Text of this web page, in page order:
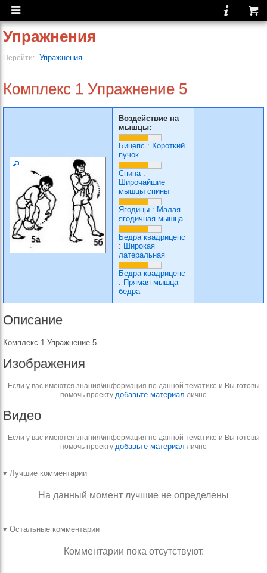
Упражнения
Перейти: Упражнения
Комплекс 1 Упражнение 5
Воздействие на
мышцы:
Бицепс : Короткий
пучок
Спина:
Широчайшие
мышцы спины
Ягодицы : Малая
ягодичная мышца
Бедра квадрицепс
: Широкая
латеральная
Бедра квадрицепс
: Прямая мышца
бедра
Описание
Комплекс 1 Упражнение 5
Изображения
Если у вас имеются знания\информация по данной тематике и Вы готовы
помочь проекту добавьте материал лично
Видео
Если у вас имеются знания\информация по данной тематике и Вы готовы
помочь проекту добавьте материал лично
▾ Лучшие комментарии
На данный момент лучшие не определены
▾ Остальные комментарии
Комментарии пока отсутствуют.